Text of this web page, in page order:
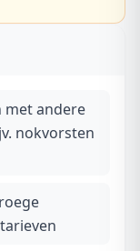
met andere
nokvorsten